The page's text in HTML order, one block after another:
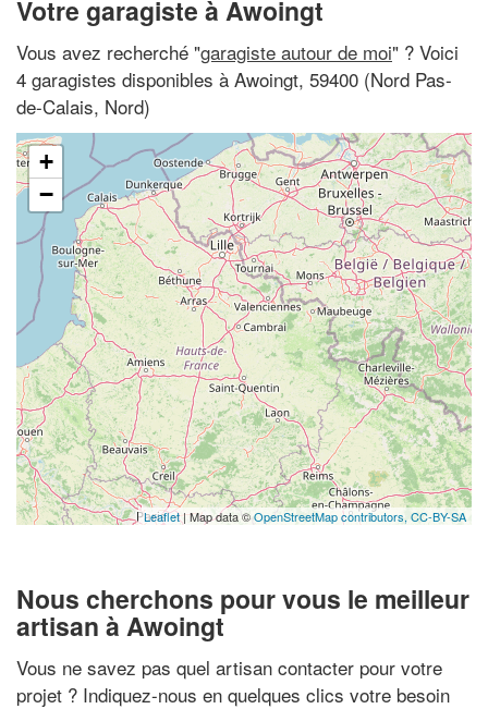
Votre garagiste à Awoingt
Vous avez recherché "garagiste autour de moi" ? Voici
4 garagistes disponibles à Awoingt, 59400 (Nord Pas-
de-Calais, Nord)
+
−
Leaflet| Map data ©OpenStreetMap contributors, CC-BY-SA
Nous cherchons pour vous le meilleur
artisan à Awoingt
Vous ne savez pas quel artisan contacter pour votre
projet ? Indiquez-nous en quelques clics votre besoin